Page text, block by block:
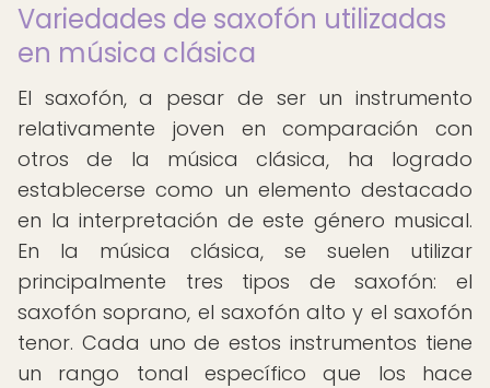
Variedades de saxofón utilizadas
en música clásica
El saxofón, a pesar de ser un instrumento
relativamente joven en comparación con
otros de la música clásica, ha logrado
establecerse como un elemento destacado
en la interpretación de este género musical.
En la música clásica, se suelen utilizar
principalmente tres tipos de saxofón: el
saxofón soprano, el saxofón alto y el saxofón
tenor. Cada uno de estos instrumentos tiene
un rango tonal específico que los hace